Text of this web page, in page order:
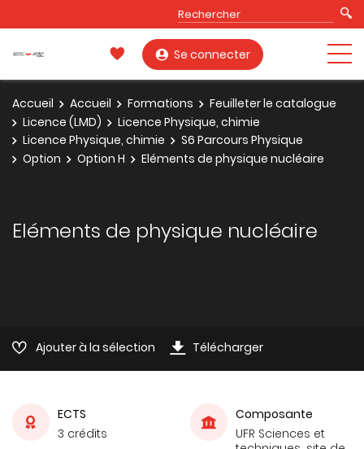
Se connecter
Accueil Accueil Formations
Feuilleter le catalogue
Licence (LMD)
Licence Physique, chimie
Licence Physique, chimie
S6 Parcours Physique
Option
Option H Eléments de physique nucléaire
Eléments de physique nucléaire
Ajouter à la sélection Télécharger
ECTS
3 crédits
Composante
UFR Sciences et